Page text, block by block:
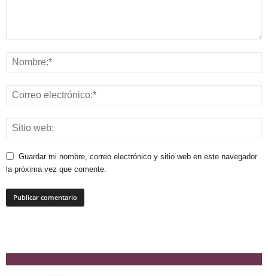
Guardar mi nombre, correo electrónico y sitio web en este navegador
la próxima vez que comente.